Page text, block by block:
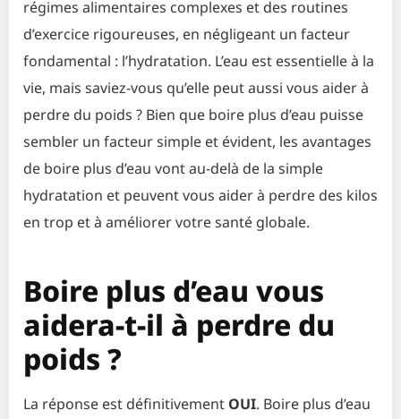
régimes alimentaires complexes et des routines
d’exercice rigoureuses, en négligeant un facteur
fondamental : l’hydratation. L’eau est essentielle à la
vie, mais saviez-vous qu’elle peut aussi vous aider à
perdre du poids ? Bien que boire plus d’eau puisse
sembler un facteur simple et évident, les avantages
de boire plus d’eau vont au-delà de la simple
hydratation et peuvent vous aider à perdre des kilos
en trop et à améliorer votre santé globale.
Boire plus d’eau vous
aidera-t-il à perdre du
poids ?
La réponse est définitivement OUI. Boire plus d’eau